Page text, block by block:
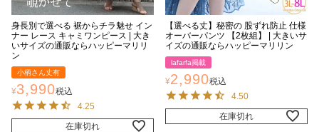
身長別で選べる 裾からチラ魅せ イン
ナー レース キャミワンピース | 大き
いサイズの通販ならハッピーマリリ
ン
小柄さん丈有
¥3,990税込
4.25
在庫切れ
【選べる丈】秘密の 股ずれ防止 仕様
オーバーパンツ 【2枚組】 | 大きいサ
イズの通販ならハッピーマリリン
lafarfa掲載
¥2,990税込
4.50
在庫切れ